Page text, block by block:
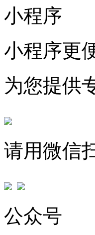
小程序
小程序更
为您提供
请用微信
公众号